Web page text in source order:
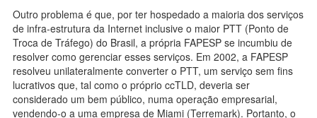
Outro problema é que, por ter hospedado a maioria dos serviços
de infra-estrutura da Internet inclusive o maior PTT (Ponto de
Troca de Tráfego) do Brasil, a própria FAPESP se incumbiu de
resolver como gerenciar esses serviços. Em 2002, a FAPESP
resolveu unilateralmente converter o PTT, um serviço sem fins
lucrativos que, tal como o próprio ccTLD, deveria ser
considerado um bem público, numa operação empresarial,
vendendo-o a uma empresa de Miami (Terremark). Portanto, o